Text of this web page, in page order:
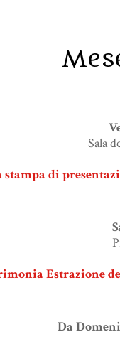
Sala
stampa di
Estrazione
Da